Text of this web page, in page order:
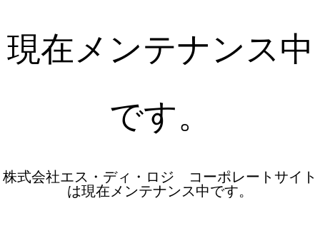
現在メンテナンス中
です。
株式会社エス・ディ・ロジ コーポレートサイト
は現在メンテナンス中です。